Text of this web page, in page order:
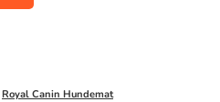
Royal Canin Hundemat